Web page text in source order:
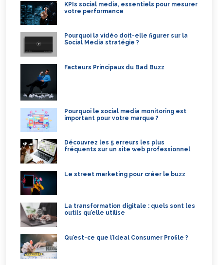
KPIs social media, essentiels pour mesurer
votre performance
Pourquoi la vidéo doit-elle figurer sur la
Social Media stratégie ?
Facteurs Principaux du Bad Buzz
Pourquoi le social media monitoring est
important pour votre marque ?
Découvrez les 5 erreurs les plus
fréquents sur un site web professionnel
Le street marketing pour créer le buzz
La transformation digitale : quels sont les
outils qu’elle utilise
Qu’est-ce que l’Ideal Consumer Profile ?